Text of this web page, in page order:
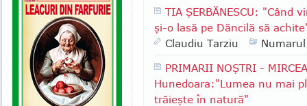
TIA ŞERBĂNESCU: "Când
şi-o lasă pe Dăncilă să
Claudiu Tarziu
PRIMARII NOŞTRI -
Hunedoara:"Lumea nu mai
trăieşte în natură"